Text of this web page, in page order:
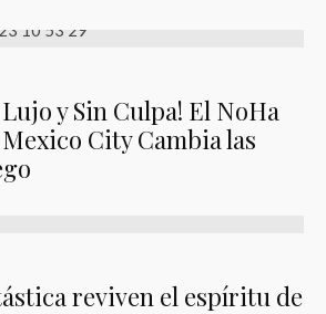
y Sin Culpa! El NoHa
City Cambia las
reviven el espíritu de